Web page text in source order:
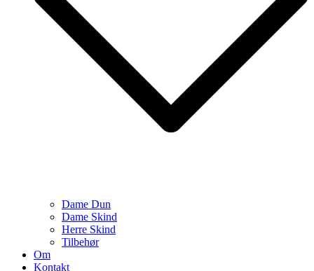
Dame Dun
Dame Skind
Herre Skind
Tilbehør
Om
Kontakt